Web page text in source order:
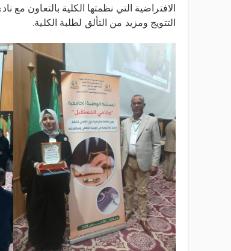
الافتراضية التي نظمتها الكلية بالتعاون مع
التتويج ومزيد من التألق لطلبة الكلية.